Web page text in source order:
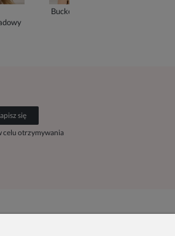
Bucket Hat z jedwabną podszewką
się
celu otrzymywania